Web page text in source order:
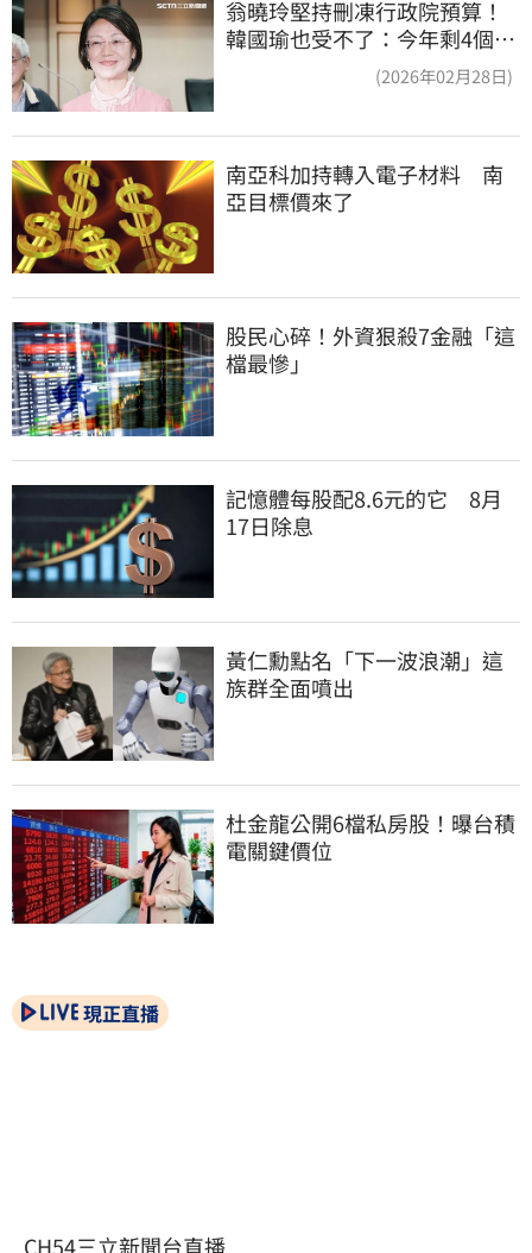
翁曉玲堅持刪凍行政院預算！
韓國瑜也受不了：今年剩4個月
(2026年02月28日)
南亞科加持轉入電子材料　南
亞目標價來了
股民心碎！外資狠殺7金融「這
檔最慘」
記憶體每股配8.6元的它　8月
17日除息
黃仁勳點名「下一波浪潮」這
族群全面噴出
杜金龍公開6檔私房股！曝台積
電關鍵價位
現正直播
CH54三立新聞台直播